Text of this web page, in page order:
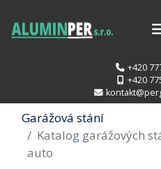
+420
+420
Garážová stání
Katalog garážových
auto